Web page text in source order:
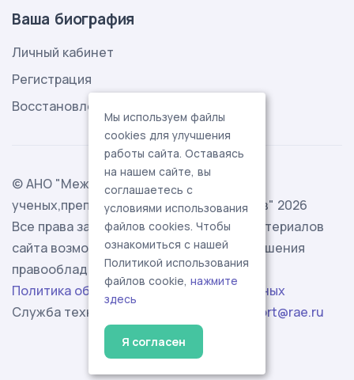
Ваша биография
Личный кабинет
Регистрация
Восстановление пароля
© АНО "Международная ассоциация
ученых,преподавателей и специалистов" 2026
Все права защищены. Использование материалов
сайта возможно исключительно с разрешения
правообладателя.
Политика обработки персональных данных
Служба технической поддержки -
support@rae.ru
Мы используем файлы
cookies для улучшения
работы сайта. Оставаясь
на нашем сайте, вы
соглашаетесь с
условиями использования
файлов cookies. Чтобы
ознакомиться с нашей
Политикой использования
файлов cookie, нажмите
здесь
Я согласен